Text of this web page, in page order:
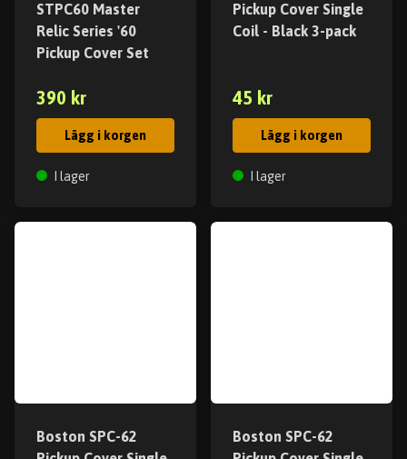
STPC60 Master
Relic Series '60
Pickup Cover Set
390 kr
Lägg i korgen
I lager
Pickup Cover Single
Coil - Black 3-pack
45 kr
Lägg i korgen
I lager
Boston SPC-62
Boston SPC-62